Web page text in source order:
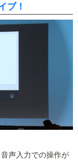
ブ！
声入力での操作が